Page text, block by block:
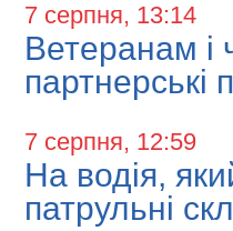
7 серпня, 13:14
Ветеранам і
партнерські
7 серпня, 12:59
На водія,
патрульні